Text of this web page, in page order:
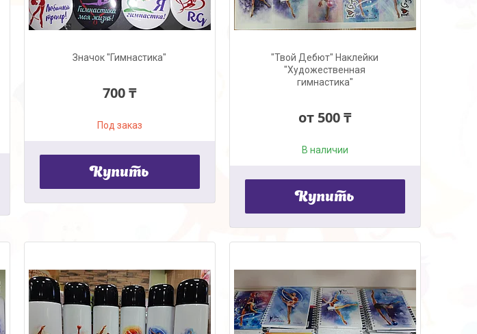
Значок "Гимнастика"
700 ₸
Под заказ
Купить
"Твой Дебют" Наклейки
"Художественная
гимнастика"
от 500 ₸
В наличии
Купить